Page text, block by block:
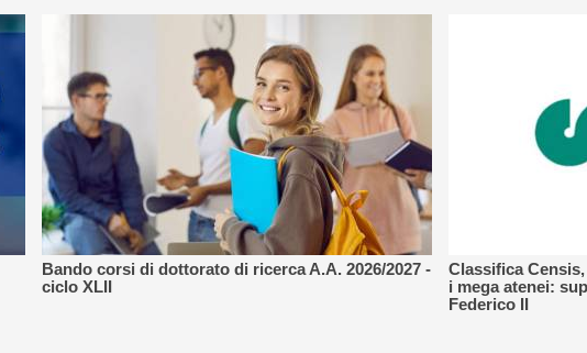
Bando di concorso per l'ammissione ai corsi di
Dottorato di Ricerca dell'Università degli Studi di
Palermo - A.A. 2026/2027 - ciclo XLII.
Leggi di più
Bando corsi di dottorato di ricerca A.A. 2026/2027 -
ciclo XLII
il proprio
Classifica
i mega atenei:
Federico II